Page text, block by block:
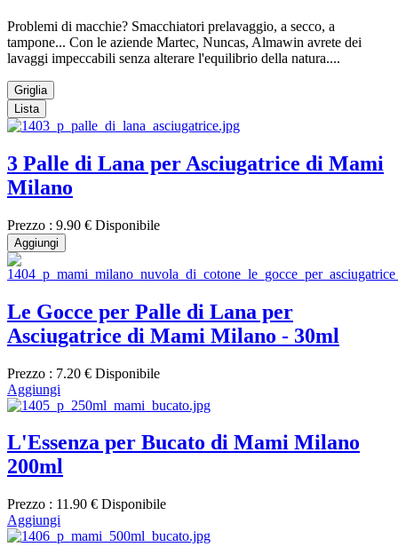
Problemi di macchie? Smacchiatori prelavaggio, a secco, a
tampone... Con le aziende Martec, Nuncas, Almawin avrete dei
lavaggi impeccabili senza alterare l'equilibrio della natura....
Griglia
Lista
3 Palle di Lana per Asciugatrice di Mami
Milano
Prezzo : 9.90 € Disponibile
Aggiungi
Le Gocce per Palle di Lana per
Asciugatrice di Mami Milano - 30ml
Prezzo : 7.20 € Disponibile
Aggiungi
L'Essenza per Bucato di Mami Milano
200ml
Prezzo : 11.90 € Disponibile
Aggiungi